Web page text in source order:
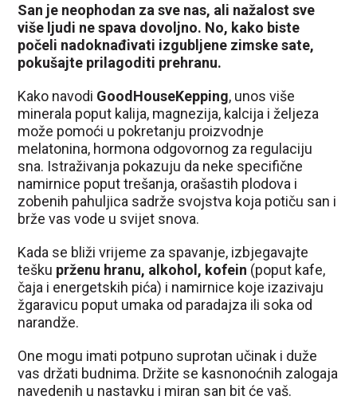
San je neophodan za sve nas, ali nažalost sve
više ljudi ne spava dovoljno. No, kako biste
počeli nadoknađivati ​​izgubljene zimske sate,
pokušajte prilagoditi prehranu.
Kako navodi GoodHouseKepping, unos više
minerala poput kalija, magnezija, kalcija i željeza
može pomoći u pokretanju proizvodnje
melatonina, hormona odgovornog za regulaciju
sna. Istraživanja pokazuju da neke specifične
namirnice poput trešanja, orašastih plodova i
zobenih pahuljica sadrže svojstva koja potiču san i
brže vas vode u svijet snova.
Kada se bliži vrijeme za spavanje, izbjegavajte
tešku prženu hranu, alkohol, kofein (poput kafe,
čaja i energetskih pića) i namirnice koje izazivaju
žgaravicu poput umaka od paradajza ili soka od
narandže.
One mogu imati potpuno suprotan učinak i duže
vas držati budnima. Držite se kasnonoćnih zalogaja
navedenih u nastavku i miran san bit će vaš.